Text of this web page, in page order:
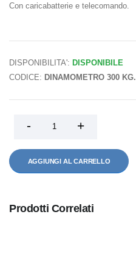
Con caricabatterie e telecomando.
DISPONIBILITA': DISPONIBILE
CODICE: DINAMOMETRO 300 KG.
AGGIUNGI AL CARRELLO
Prodotti Correlati